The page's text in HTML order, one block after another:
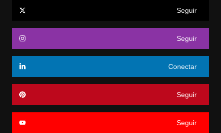
Seguir
Seguir
Conectar
Seguir
Seguir